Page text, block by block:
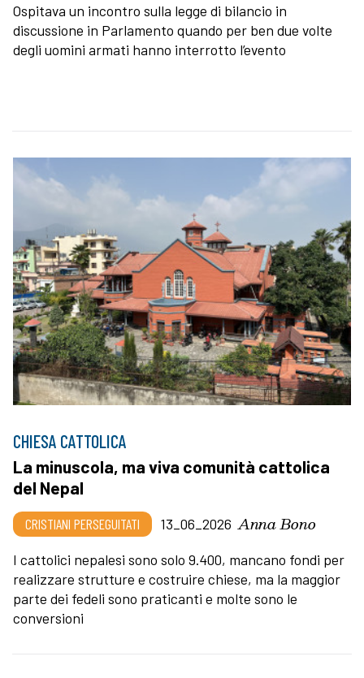
Ospitava un incontro sulla legge di bilancio in
discussione in Parlamento quando per ben due volte
degli uomini armati hanno interrotto l’evento
CHIESA CATTOLICA
La minuscola, ma viva comunità cattolica
del Nepal
CRISTIANI PERSEGUITATI 13_06_2026 Anna Bono
I cattolici nepalesi sono solo 9.400, mancano fondi per
realizzare strutture e costruire chiese, ma la maggior
parte dei fedeli sono praticanti e molte sono le
conversioni